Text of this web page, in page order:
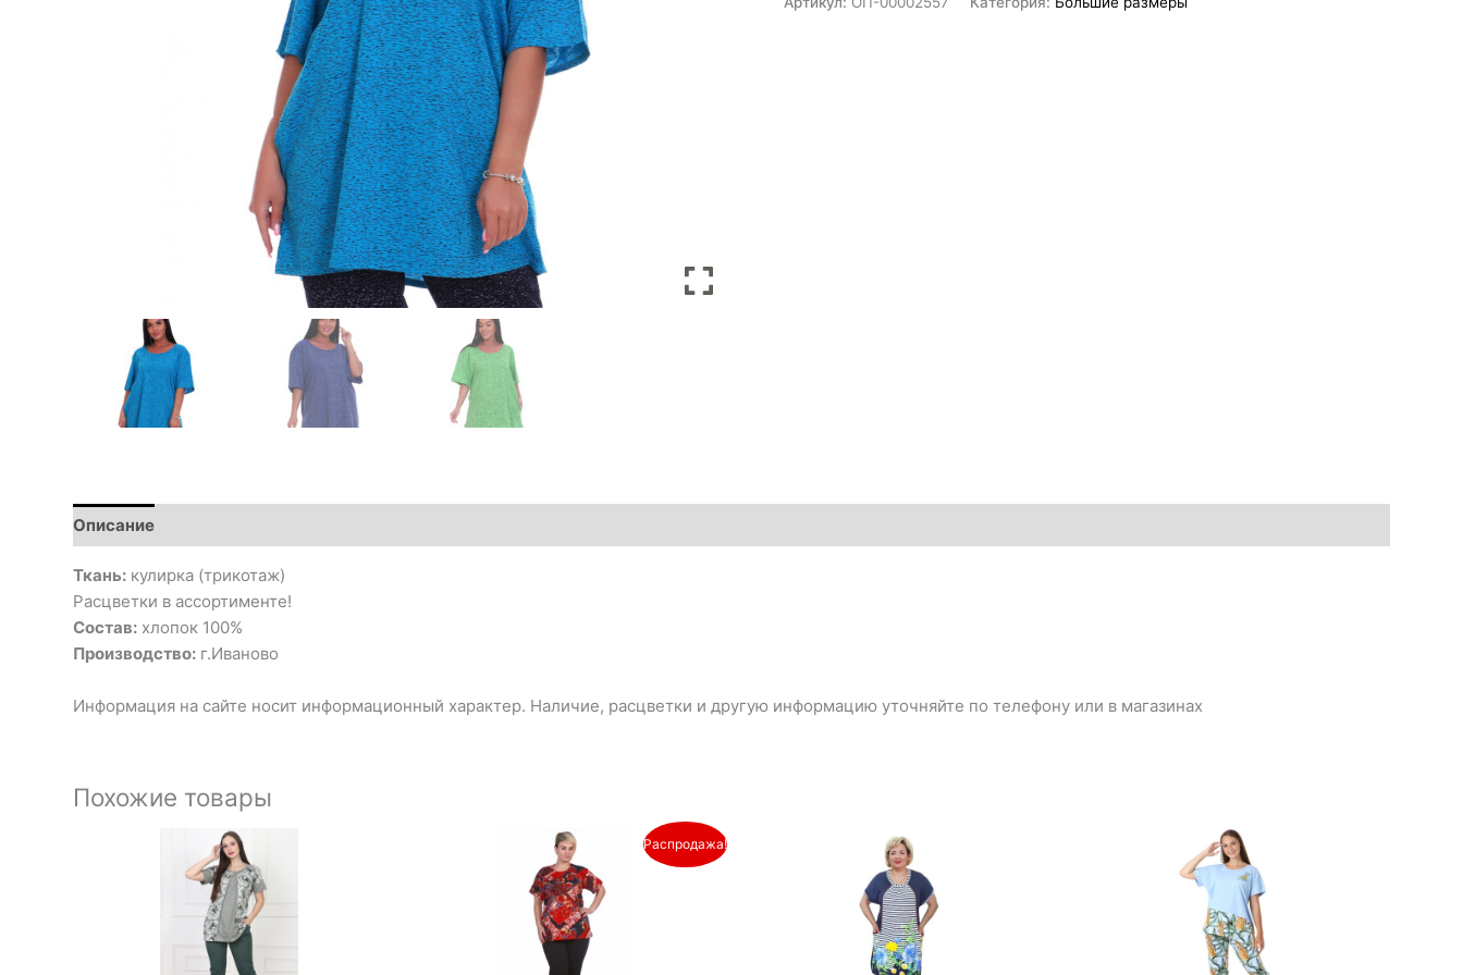
Описание
Ткань: кулирка (трикотаж)
Расцветки в ассортименте!
Состав: хлопок 100%
Производство: г.Иваново
Информация на сайте носит информационный характер. Наличие, расцветки и другую информацию уточняйте по телефону или в магазинах
Похожие товары
Распродажа!
Первоначальная